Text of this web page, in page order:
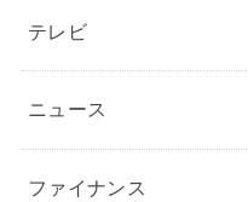
テレビ
ニュース
ファイナンス